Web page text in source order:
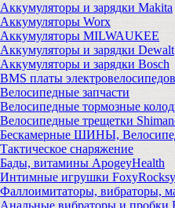
Аккумуляторы и зарядки Makita
Аккумуляторы Worx
Аккумуляторы MILWAUKEE
Аккумуляторы и зарядки Dewalt
Аккумуляторы и зарядки Bosch
BMS платы
Велосипедные запчасти
Велосипедные тормозные
Велосипедные трещетки
Бескамерные ШИНЫ,
Тактическое снаряжение
Бады, витамины ApogeyHealth
Интимные игрушки FoxyRocksy
Фаллоимитаторы, вибраторы,